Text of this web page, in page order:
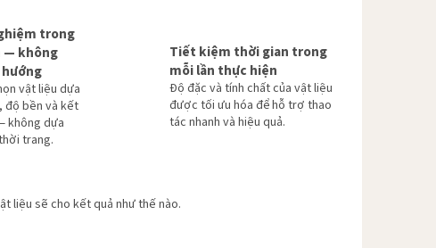
trong
— không
vật liệu dựa
độ bền và kết
không dựa
trang.
Tiết kiệm thời gian trong
mỗi lần thực hiện
Độ đặc và tính chất của vật liệu
được tối ưu hóa để hỗ trợ thao
tác nhanh và hiệu quả.
liệu sẽ cho kết quả như thế nào.